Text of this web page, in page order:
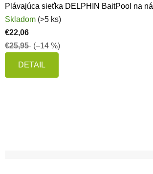
Plávajúca sieťka DELPHIN BaitPool na
Skladom (>5 ks)
€22,06
€25,95 (–14 %)
DETAIL